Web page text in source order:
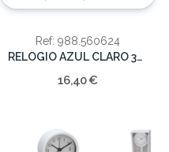
Ref: 988.560624
RELOGIO AZUL CLARO 31X31X4.5CM
16,40 €